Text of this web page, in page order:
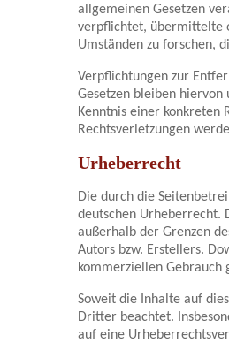
allgemeinen Gesetzen
verpflichtet, übermittelte
Umständen zu forschen,
Verpflichtungen zur
Gesetzen bleiben
Kenntnis einer konkreten
Rechtsverletzungen
Urheberrecht
Die durch die
deutschen Urheberrecht.
außerhalb der Grenzen
Autors bzw. Erstellers.
kommerziellen Gebrauch
Soweit die Inhalte auf
Dritter beachtet.
auf eine